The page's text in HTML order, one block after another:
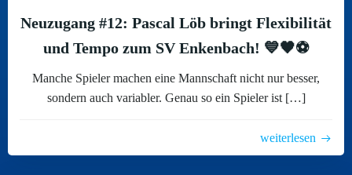
Neuzugang #12: Pascal Löb bringt Flexibilität
und Tempo zum SV Enkenbach! 💙🖤⚽
Manche Spieler machen eine Mannschaft nicht nur besser,
sondern auch variabler. Genau so ein Spieler ist […]
weiterlesen